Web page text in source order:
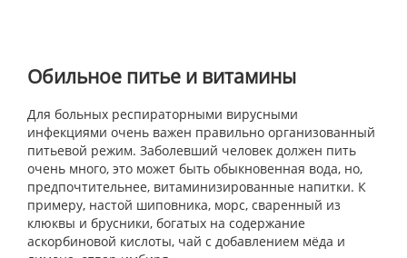
Обильное питье и витамины
Для больных респираторными вирусными
инфекциями очень важен правильно организованный
питьевой режим. Заболевший человек должен пить
очень много, это может быть обыкновенная вода, но,
предпочтительнее, витаминизированные напитки. К
примеру, настой шиповника, морс, сваренный из
клюквы и брусники, богатых на содержание
аскорбиновой кислоты, чай с добавлением мёда и